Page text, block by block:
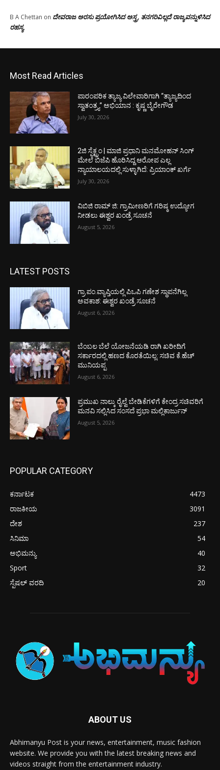
B A Chettan on ದೇವರಾಜ ಅರಸು ಪ್ರಯೋಗಿಸಿದ ಅಸ್ತ್ರ, ತನಗರಿವಿಲ್ಲದೆ ರಾಜ್ಯವನ್ನುಳಿಸಿದ
ರಹಸ್ಯ
Most Read Articles
ಪಾರಂಪರಿಕ ತ್ಯಾಜ್ಯ ವಿಲೇವಾರಿಗಾಗಿ “ತ್ಯಾಜ್ಯದಿಂದ
ಸ್ವಾತಂತ್ರ್ಯ” ಅಭಿಯಾನ : ಕೃಷ್ಣ ಬೈರೇಗೌಡ
July 30, 2026
2ಜಿ ಸ್ಪೆಕ್ಟ್ರಂ | ಮಾಜಿ ಪ್ರಧಾನಿ ಮನಮೋಹನ್ ಸಿಂಗ್
ಮೇಲೆ ಬಿಜೆಪಿ ಹೊರಿಸಿದ್ದ ಆರೋಪ ಎಲ್ಲ
ನ್ಯಾಯಾಲಯದಲ್ಲಿ ಸುಳ್ಳಾಗಿದೆ: ಪ್ರಿಯಾಂಕ್ ಖರ್ಗೆ
July 30, 2026
ವಿಬಿಜಿ ರಾಮ್ ಜಿ: ಗ್ರಾಮೀಣರಿಗೆ ಗರಿಷ್ಠ ಉದ್ಯೋಗ
ನೀಡಲು ಈಶ್ವರ ಖಂಡ್ರೆ ಸೂಚನೆ
August 5, 2026
LATEST POSTS
ಗ್ರಾ.ಪಂ.ವ್ಯಾಪ್ತಿಯಲ್ಲಿ ಪಿಒಪಿ ಗಣೇಶ ಸ್ಥಾಪನೆಗಿಲ್ಲ
ಅವಕಾಶ: ಈಶ್ವರ ಖಂಡ್ರೆ ಸೂಚನೆ
August 6, 2026
ಬೆಂಬಲ ಬೆಲೆ ಯೋಜನೆಯಡಿ ರಾಗಿ ಖರೀದಿಗೆ
ಸರ್ಕಾರದಲ್ಲಿ ಹಣದ ಕೊರತೆಯಿಲ್ಲ: ಸಚಿವ ಕೆ.ಹೆಚ್
ಮುನಿಯಪ್ಪ
August 6, 2026
ಪ್ರಮುಖ ನಾಲ್ಕು ರೈಲ್ವೆ ಬೇಡಿಕೆಗಳಿಗೆ ಕೇಂದ್ರ ಸಚಿವರಿಗೆ
ಮನವಿ ಸಲ್ಲಿಸಿದ ಸಂಸದೆ ಪ್ರಭಾ ಮಲ್ಲಿಕಾರ್ಜುನ್
August 5, 2026
POPULAR CATEGORY
ಕರ್ನಾಟಕ
4473
ರಾಜಕೀಯ
3091
ದೇಶ
237
ಸಿನಿಮಾ
54
ಅಭಿಮನ್ಯು
40
Sport
32
ಸ್ಪೆಷಲ್ ವರದಿ
20
ABOUT US
Abhimanyu Post is your news, entertainment, music fashion
website. We provide you with the latest breaking news and
videos straight from the entertainment industry.